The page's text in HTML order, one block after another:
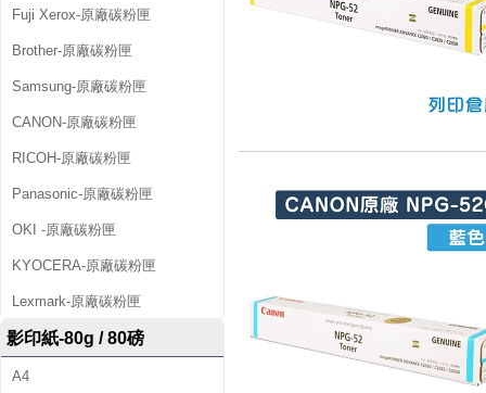
Fuji Xerox-原廠碳粉匣
Brother-原廠碳粉匣
Samsung-原廠碳粉匣
CANON-原廠碳粉匣
RICOH-原廠碳粉匣
Panasonic-原廠碳粉匣
OKI -原廠碳粉匣
KYOCERA-原廠碳粉匣
Lexmark-原廠碳粉匣
影印紙-80g / 80磅
A4